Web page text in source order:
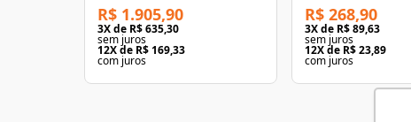
R$ 1.905,90
3X de R$ 635,30
sem juros
12X de R$ 169,33
com juros
R$ 268,90
3X de R$ 89,63
sem juros
12X de R$ 23,89
com juros